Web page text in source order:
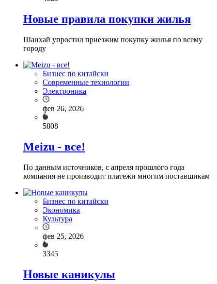
Новые правила покупки жилья
Шанхай упростил приезжим покупку жилья по всему
городу
Бизнес по китайски
Современные технологии
Электроника
фев 26, 2026
5808
Meizu - все!
По данным источников, с апреля прошлого года
компания не производит платежи многим поставщикам
Бизнес по китайски
Экономика
Культура
фев 25, 2026
3345
Новые каникулы